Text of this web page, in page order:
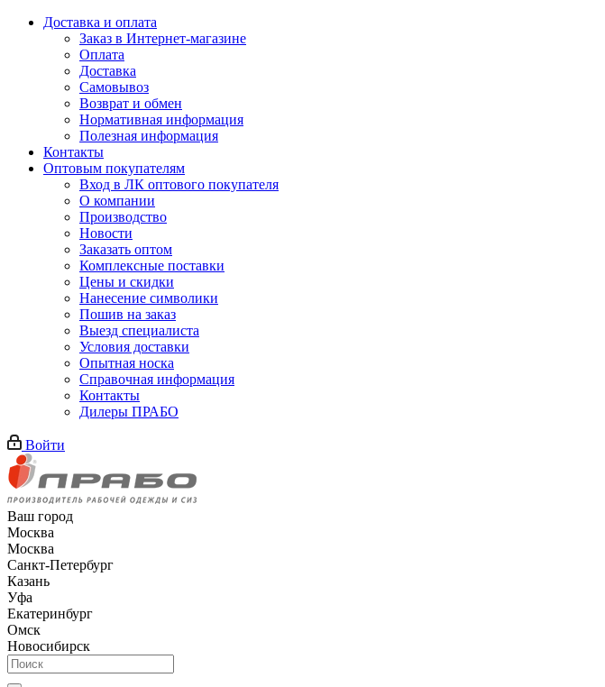
Доставка и оплата
Заказ в Интернет-магазине
Оплата
Доставка
Самовывоз
Возврат и обмен
Нормативная информация
Полезная информация
Контакты
Оптовым покупателям
Вход в ЛК оптового покупателя
О компании
Производство
Новости
Заказать оптом
Комплексные поставки
Цены и скидки
Нанесение символики
Пошив на заказ
Выезд специалиста
Условия доставки
Опытная носка
Справочная информация
Контакты
Дилеры ПРАБО
Войти
Ваш город
Москва
Москва
Санкт-Петербург
Казань
Уфа
Екатеринбург
Омск
Новосибирск